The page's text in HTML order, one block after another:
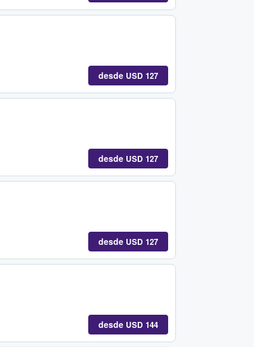
desde USD 127
desde USD 127
desde USD 127
desde USD 144